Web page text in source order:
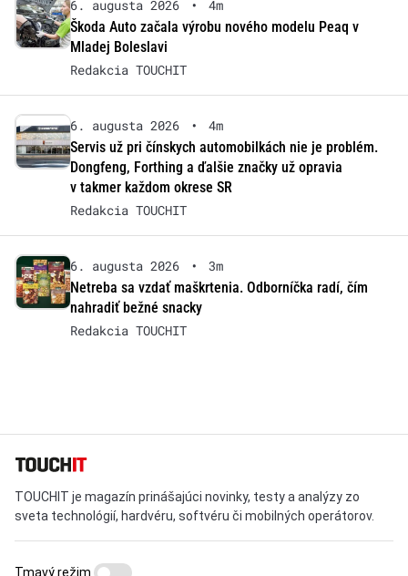
6. augusta 2026 •
4m
Škoda Auto začala výrobu nového modelu Peaq v
Mladej Boleslavi
Redakcia TOUCHIT
6. augusta 2026 •
4m
Servis už pri čínskych automobilkách nie je problém.
Dongfeng, Forthing a ďalšie značky už opravia
v takmer každom okrese SR
Redakcia TOUCHIT
6. augusta 2026 •
3m
Netreba sa vzdať maškrtenia. Odborníčka radí, čím
nahradiť bežné snacky
Redakcia TOUCHIT
TOUCHIT je magazín prinášajúci novinky, testy a analýzy zo
sveta technológií, hardvéru, softvéru či mobilných operátorov.
Tmavý režim